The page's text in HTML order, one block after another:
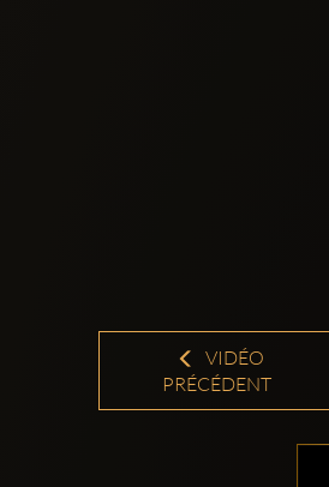
VIDÉO
PRÉCÉDENT